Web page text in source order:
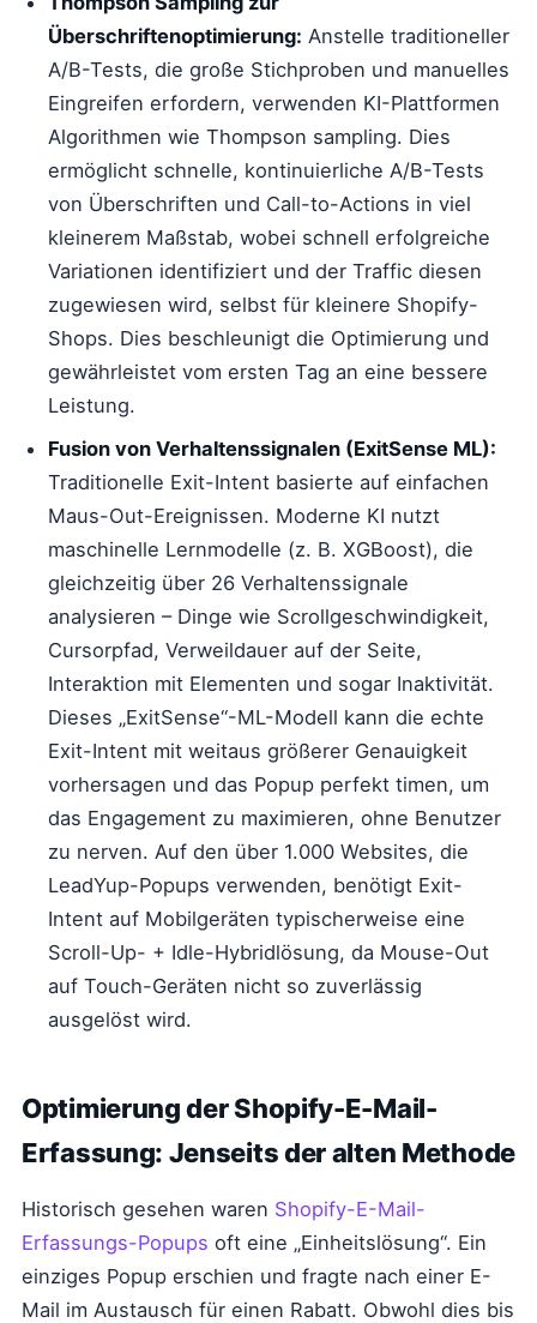
Überschriftenoptimierung: Anstelle traditioneller
A/B-Tests, die große Stichproben und manuelles
Eingreifen erfordern, verwenden KI-Plattformen
Algorithmen wie Thompson sampling. Dies
ermöglicht schnelle, kontinuierliche A/B-Tests
von Überschriften und Call-to-Actions in viel
kleinerem Maßstab, wobei schnell erfolgreiche
Variationen identifiziert und der Traffic diesen
zugewiesen wird, selbst für kleinere Shopify-
Shops. Dies beschleunigt die Optimierung und
gewährleistet vom ersten Tag an eine bessere
Leistung.
Fusion von Verhaltenssignalen (ExitSense ML):
Traditionelle Exit-Intent basierte auf einfachen
Maus-Out-Ereignissen. Moderne KI nutzt
maschinelle Lernmodelle (z. B. XGBoost), die
gleichzeitig über 26 Verhaltenssignale
analysieren – Dinge wie Scrollgeschwindigkeit,
Cursorpfad, Verweildauer auf der Seite,
Interaktion mit Elementen und sogar Inaktivität.
Dieses „ExitSense“-ML-Modell kann die echte
Exit-Intent mit weitaus größerer Genauigkeit
vorhersagen und das Popup perfekt timen, um
das Engagement zu maximieren, ohne Benutzer
zu nerven. Auf den über 1.000 Websites, die
LeadYup-Popups verwenden, benötigt Exit-
Intent auf Mobilgeräten typischerweise eine
Scroll-Up- + Idle-Hybridlösung, da Mouse-Out
auf Touch-Geräten nicht so zuverlässig
ausgelöst wird.
Optimierung der Shopify-E-Mail-
Erfassung: Jenseits der alten Methode
Historisch gesehen waren Shopify-E-Mail-
Erfassungs-Popups oft eine „Einheitslösung“. Ein
einziges Popup erschien und fragte nach einer E-
Mail im Austausch für einen Rabatt. Obwohl dies bis